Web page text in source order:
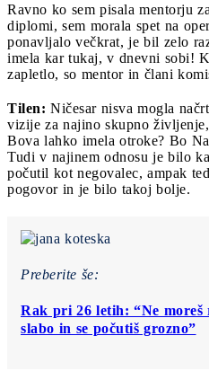
Ravno ko sem pisala mentorju
diplomi, sem morala spet na
ponavljalo večkrat, je bil zelo
imela kar tukaj, v dnevni sobi!
zapletlo, so mentor in člani
Tilen: Ničesar nisva mogla
vizije za najino skupno
Bova lahko imela otroke? Bo
Tudi v najinem odnosu je bilo
počutil kot negovalec, ampak
pogovor in je bilo takoj bolje.
Preberite še:
Rak pri 26 letih: “Ne moreš
slabo in se počutiš grozno”